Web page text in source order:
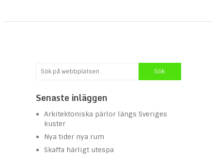
Senaste inläggen
Arkitektoniska pärlor längs Sveriges
kuster
Nya tider nya rum
Skaffa härligt utespa